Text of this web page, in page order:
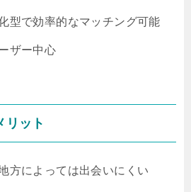
型で効率的なマッチング可能
ザー中心
リット
方によっては出会いにくい